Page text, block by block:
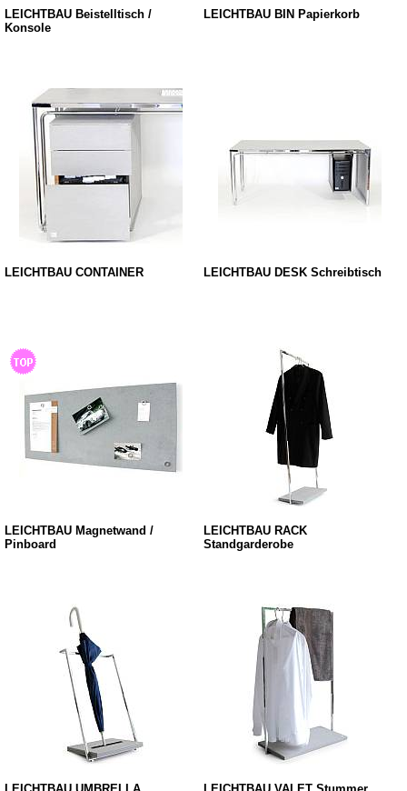
LEICHTBAU Beistelltisch /
Konsole
LEICHTBAU BIN Papierkorb
LEICHTBAU CONTAINER LEICHTBAU DESK Schreibtisch
LEICHTBAU Magnetwand /
Pinboard
LEICHTBAU RACK
Standgarderobe